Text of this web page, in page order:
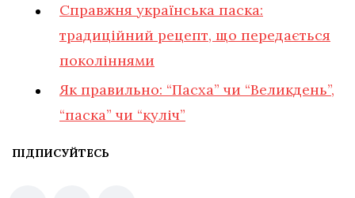
Справжня українська паска:
традиційний рецепт, що передається
поколіннями
Як правильно: “Пасха” чи “Великдень”,
“паска” чи “куліч”
ПІДПИСУЙТЕСЬ